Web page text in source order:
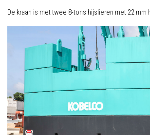
De kraan is met twee 8-tons hijslieren met 22